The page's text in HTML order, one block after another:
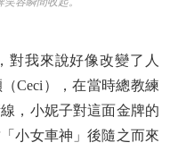
我來說好像改變了人
Ceci），在當時總教練
，小妮子對這面金牌的
小女車神」後隨之而來